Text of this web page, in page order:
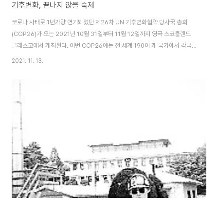
기후변화, 끝나지 않을 숙제
코로나 사태로 1년가량 연기되었던 제26차 UN 기후변화협약 당사국 총회
(COP26)가 오는 2021년 10월 31일부터 11월 12일까지 영국 스코틀랜드
글래스고에서 개최된다. 이번 COP26에는 전 세계 190여 개 국가에서 각국
정상들을 포함한 약 3만 명의 개인과 단체들이 모여 기후변화에 대해 논의하고
개최가 각별히 중요시되고 있다. 이번 COP26가 제시하고 있는 4가지 목표는
후변화로 위협받..
2021. 11. 13.